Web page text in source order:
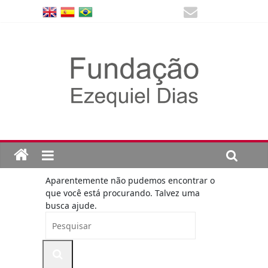
Aparentemente não pudemos encontrar o
que você está procurando. Talvez uma
busca ajude.